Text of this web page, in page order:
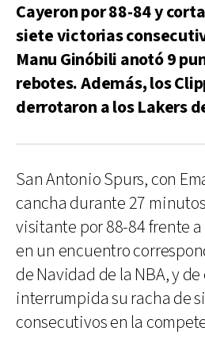
Cayeron por 88-84 y
siete victorias
Manu Ginóbili anotó 9
rebotes. Además, los
derrotaron a los Lakers
San Antonio Spurs, con
cancha durante 27
visitante por 88-84 frente
en un encuentro
de Navidad de la NBA, y
interrumpida su racha de
consecutivos en la